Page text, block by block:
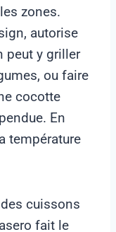
zones.
autorise
peut y griller
ou faire
cocotte
En
température
cuissons
fait le